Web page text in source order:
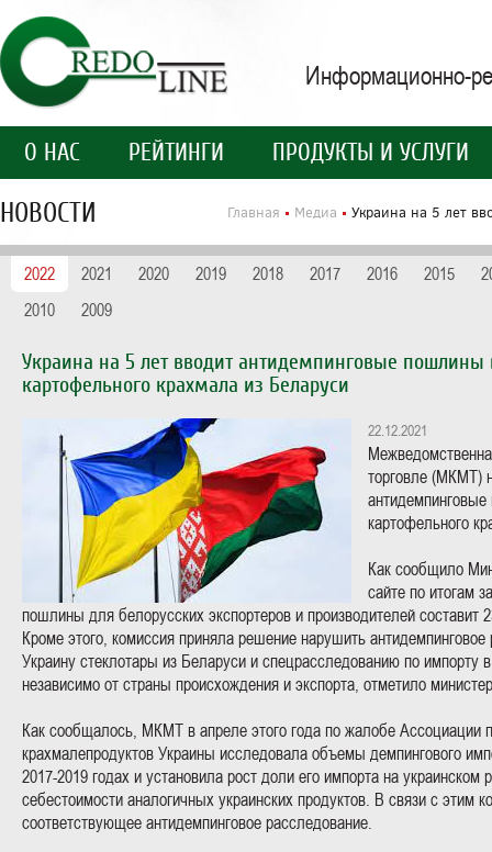
Информационно-
О НАС РЕЙТИНГИ ПРОДУКТЫ И УСЛУГИ
НОВОСТИ Главная Медиа Украина на 5 лет
2022 2021 2020 2019 2018 2017 2016 2015
2010
2009
Украина на 5 лет вводит антидемпинговые пошлины
картофельного крахмала из Беларуси
22.12.2021
торговле (МКМТ)
картофельного
Как сообщило
сайте по итогам
пошлины для белорусских экспортеров и производителей составит
Кроме этого, комиссия приняла решение нарушить
Украину стеклотары из Беларуси и спецрасследованию по импорту
независимо от страны происхождения и экспорта, отметило
Как сообщалось, МКМТ в апреле этого года по жалобе Ассоциации
крахмалепродуктов Украины исследовала объемы демпингового
2017-2019 годах и установила рост доли его импорта на
себестоимости аналогичных украинских продуктов. В связи с этим
соответствующее антидемпинговое расследование.